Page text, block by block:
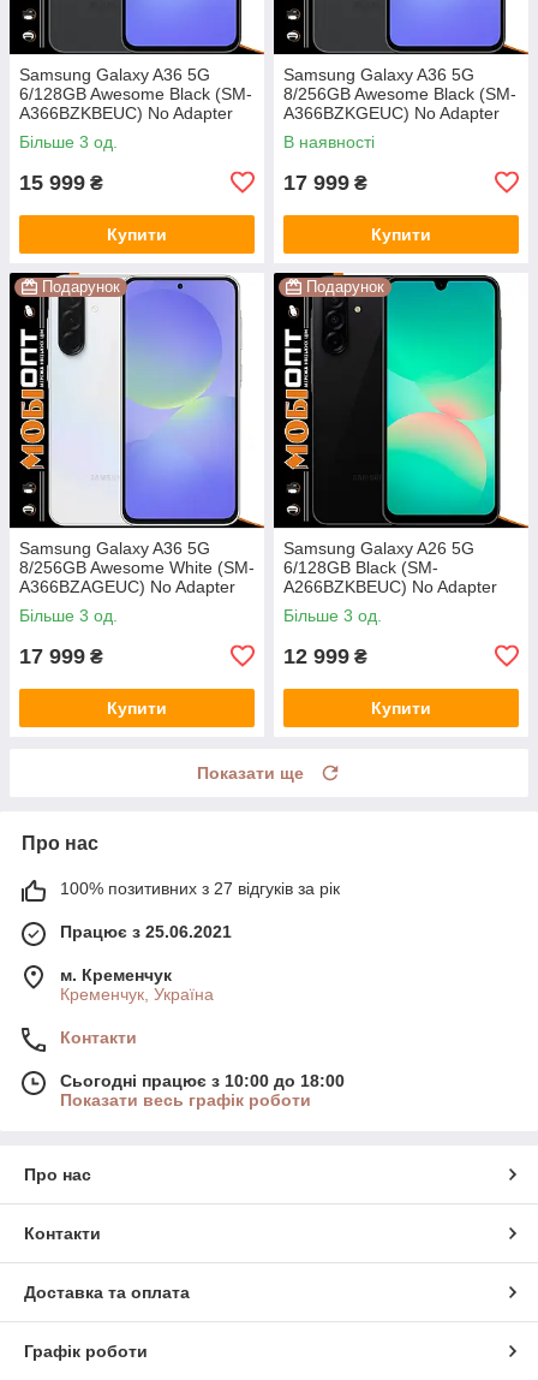
Samsung Galaxy A36 5G
6/128GB Awesome Black (SM-
A366BZKBEUC) No Adapter
UA UCRF
Більше 3 од.
15 999 ₴
Купити
Samsung Galaxy A36 5G
8/256GB Awesome Black (SM-
A366BZKGEUC) No Adapter
UA UCRF
В наявності
17 999 ₴
Купити
Подарунок
Samsung Galaxy A36 5G
8/256GB Awesome White (SM-
A366BZAGEUC) No Adapter
UA UCRF
Більше 3 од.
17 999 ₴
Купити
Подарунок
Samsung Galaxy A26 5G
6/128GB Black (SM-
A266BZKBEUC) No Adapter
UA UCRF
Більше 3 од.
12 999 ₴
Купити
Показати ще
Про нас
100% позитивних з 27 відгуків за рік
Працює з 25.06.2021
м. Кременчук
Кременчук, Україна
Контакти
Сьогодні працює з 10:00 до 18:00
Показати весь графік роботи
Про нас
Контакти
Доставка та оплата
Графік роботи